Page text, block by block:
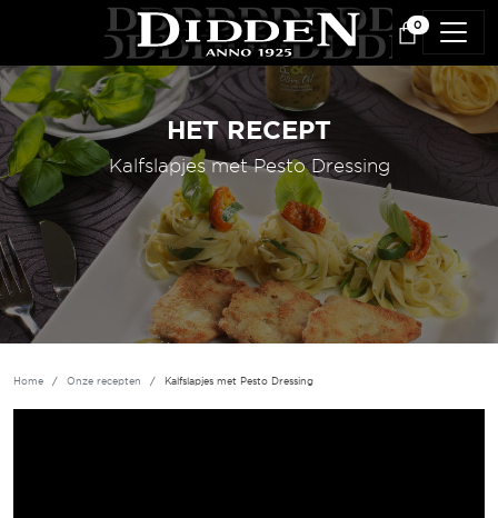
Overslaan en naar de inhoud gaan
0
HET RECEPT
Kalfslapjes met Pesto Dressing
Home Onze recepten Kalfslapjes met Pesto Dressing